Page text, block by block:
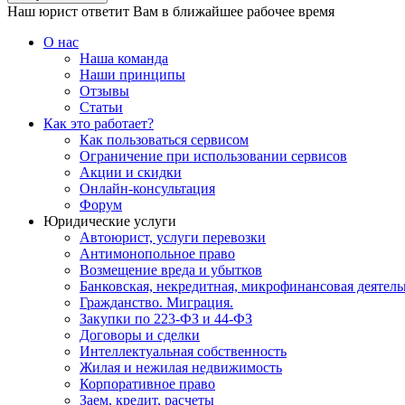
Наш юрист ответит Вам в ближайшее рабочее время
О нас
Наша команда
Наши принципы
Отзывы
Статьи
Как это работает?
Как пользоваться сервисом
Ограничение при использовании сервисов
Акции и скидки
Онлайн-консультация
Форум
Юридические услуги
Автоюрист, услуги перевозки
Антимонопольное право
Возмещение вреда и убытков
Банковская, некредитная, микрофинансовая
Гражданство. Миграция.
Закупки по 223-ФЗ и 44-ФЗ
Договоры и сделки
Интеллектуальная собственность
Жилая и нежилая недвижимость
Корпоративное право
Заем, кредит, расчеты